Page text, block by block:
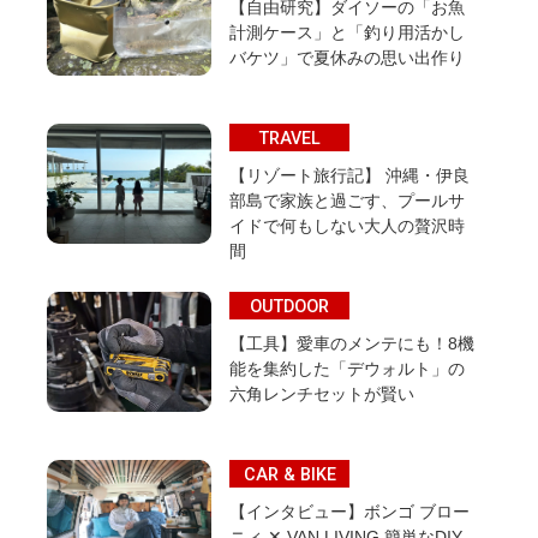
【自由研究】ダイソーの「お魚
計測ケース」と「釣り用活かし
バケツ」で夏休みの思い出作り
TRAVEL
【リゾート旅行記】 沖縄・伊良
部島で家族と過ごす、プールサ
イドで何もしない大人の贅沢時
間
OUTDOOR
【工具】愛車のメンテにも！8機
能を集約した「デウォルト」の
六角レンチセットが賢い
CAR & BIKE
【インタビュー】ボンゴ ブロー